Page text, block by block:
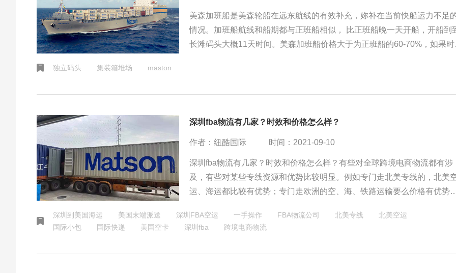
美森加班船是美森轮船在远东航线的有效补充，妳补在当前快船运力不足
情况。加班船航线和船期都与正班船相似， 比正班船晚一天开船，开船到
长滩码头大概11天时间。美森加班船价格大于为正班船的60-70%，如果时
独立码头 集装箱堆场 maston
深圳fba物流有几家？时效和价格怎么样？
作者：纽酷国际 时间：2021-09-10
深圳fba物流有几家？时效和价格怎么样？有些对全球跨境电商物流都有涉
及，有些对某些专线资源和优势比较明显。例如专门走北美专线的，北美
运、海运都比较有优势；专门走欧洲的空、海、铁路运输要么价格有优势
务。也有头程和尾程都非常有优势的FBA物流公司。
深圳到美国海运 美国末端派送 深圳FBA空运 一手操作 FBA物流公司 北美专线
北美空运
国际小包
国际快递 美国空卡 深圳fba 跨境电商物流